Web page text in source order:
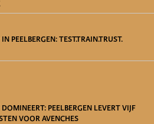
PEELBERGEN: TEST.TRAIN.TRUST.
DOMINEERT: PEELBERGEN LEVERT VIJF
VOOR AVENCHES